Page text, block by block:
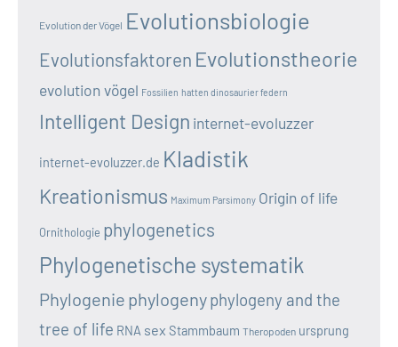
Evolution der Vögel Evolutionsbiologie
Evolutionsfaktoren Evolutionstheorie
evolution vögel Fossilien hatten dinosaurier federn
Intelligent Design internet-evoluzzer
internet-evoluzzer.de Kladistik
Kreationismus Maximum Parsimony Origin of life
Ornithologie phylogenetics
Phylogenetische systematik
Phylogenie phylogenyphylogeny and the
tree of life RNA sex Stammbaum Theropoden ursprung